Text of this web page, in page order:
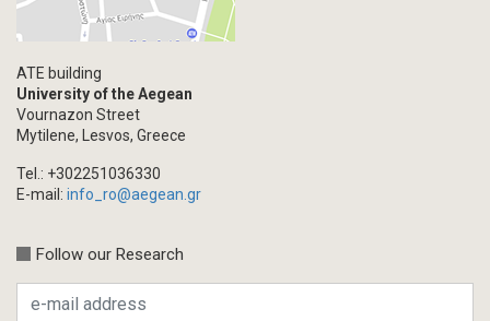
ATE building
University of the Aegean
Vournazon Street
Mytilene, Lesvos, Greece
Tel.: +302251036330
E-mail: info_ro@aegean.gr
Follow our Research